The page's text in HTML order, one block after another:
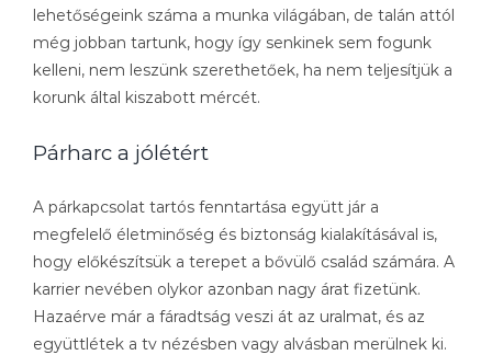
lehetőségeink száma a munka világában, de talán attól
még jobban tartunk, hogy így senkinek sem fogunk
kelleni, nem leszünk szerethetőek, ha nem teljesítjük a
korunk által kiszabott mércét.
Párharc a jólétért
A párkapcsolat tartós fenntartása együtt jár a
megfelelő életminőség és biztonság kialakításával is,
hogy előkészítsük a terepet a bővülő család számára. A
karrier nevében olykor azonban nagy árat fizetünk.
Hazaérve már a fáradtság veszi át az uralmat, és az
együttlétek a tv nézésben vagy alvásban merülnek ki.